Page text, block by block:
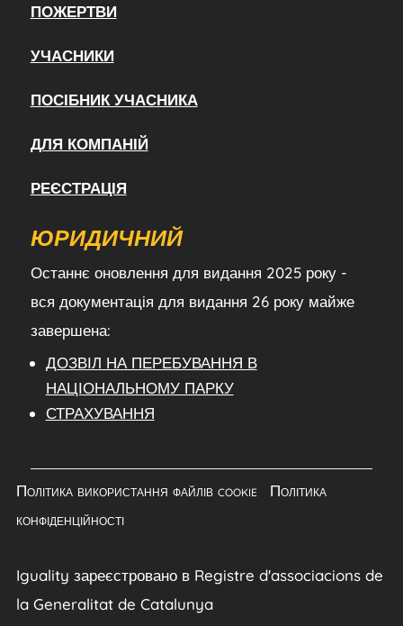
ПОЖЕРТВИ
УЧАСНИКИ
ПОСІБНИК УЧАСНИКА
ДЛЯ КОМПАНІЙ
РЕЄСТРАЦІЯ
ЮРИДИЧНИЙ
Останнє оновлення для видання 2025 року -
вся документація для видання 26 року майже
завершена:
ДОЗВІЛ НА ПЕРЕБУВАННЯ В
НАЦІОНАЛЬНОМУ ПАРКУ
СТРАХУВАННЯ
Політика використання файлів cookie
Політика
конфіденційності
Iguality зареєстровано в Registre d'associacions de
la Generalitat de Catalunya